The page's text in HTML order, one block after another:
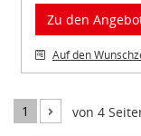
Zu den
Auf den
1 von 4